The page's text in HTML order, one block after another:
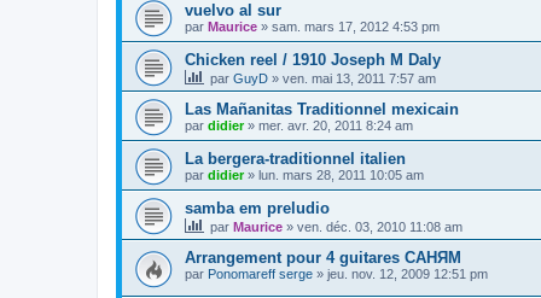
vuelvo al sur
par Maurice » sam. mars 17, 2012 4:53 pm
Chicken reel / 1910 Joseph M Daly
par GuyD » ven. mai 13, 2011 7:57 am
Las Mañanitas Traditionnel mexicain
par didier» mer. avr. 20, 2011 8:24 am
La bergera-traditionnel italien
par didier» lun. mars 28, 2011 10:05 am
samba em preludio
par Maurice » ven. déc. 03, 2010 11:08 am
Arrangement pour 4 guitares САНЯМ
par Ponomareff serge » jeu. nov. 12, 2009 12:51 pm